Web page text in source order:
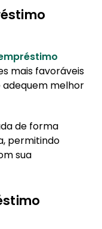
mais favoráveis
adequem melhor
de forma
permitindo
sua